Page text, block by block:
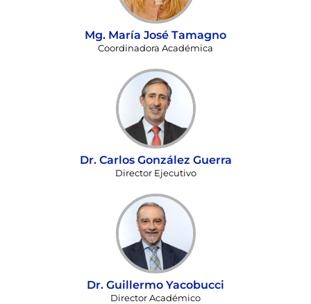
Mg. María José Tamagno
Coordinadora Académica
Dr. Carlos González Guerra
Director Ejecutivo
Dr. Guillermo Yacobucci
Director Académico